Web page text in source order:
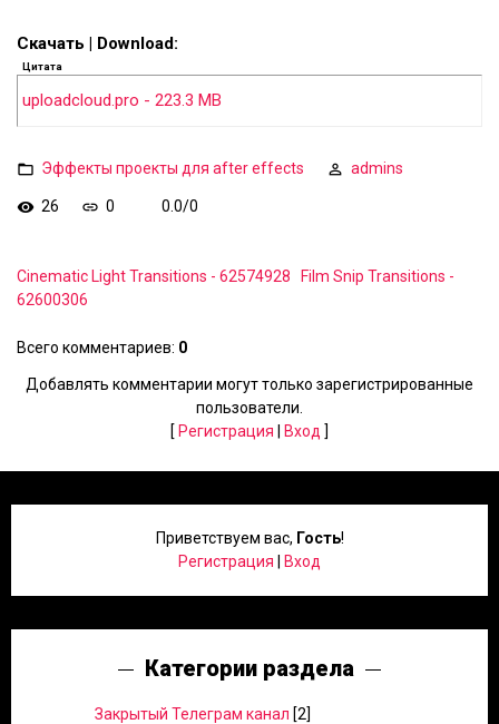
Скачать | Download:
Цитата
uploadcloud.pro - 223.3 MB
Эффекты проекты для after effects admins
26 0 0.0/0
Cinematic Light Transitions - 62574928
Film Snip Transitions -
62600306
Всего комментариев: 0
Добавлять комментарии могут только зарегистрированные
пользователи.
[ Регистрация Вход ]
Приветствуем вас, Гость!
Регистрация
Вход
Категории раздела
Закрытый Телеграм канал [2]